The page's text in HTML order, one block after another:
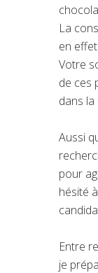
La
en
Votre
de ces
dans
Aussi
pour
hésité
Entre
je